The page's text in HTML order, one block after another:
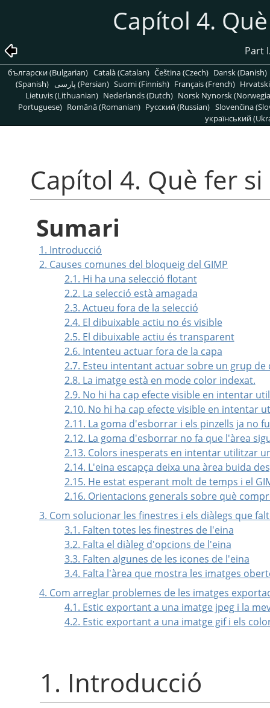
Capítol 4.
Part
български (Bulgarian) Català (Catalan) Čeština (Czech) Dansk (Danish)
(Spanish)
پارسی (Persian) Suomi (Finnish) Français (French)
Lietuvis (Lithuanian) Nederlands (Dutch) Norsk Nynorsk
Portuguese) Română (Romanian) Pусский (Russian) Slovenčina
український
Capítol 4. Què fer
Sumari
1. Introducció
2. Causes comunes del bloqueig del GIMP
2.1. Hi ha una selecció flotant
2.2. La selecció està amagada
2.3. Actueu fora de la selecció
2.4. El dibuixable actiu no és visible
2.5. El dibuixable actiu és transparent
2.6. Intenteu actuar fora de la capa
2.7. Esteu intentant actuar sobre un grup de
2.8. La imatge està en mode color indexat.
2.9. No hi ha cap efecte visible en intentar
2.10. No hi ha cap efecte visible en intentar
2.11. La goma d'esborrar i els pinzells ja no
2.12. La goma d'esborrar no fa que l'àrea
2.13. Colors inesperats en intentar utilitzar
2.14. L'eina escapça deixa una àrea buida
2.15. He estat esperant molt de temps i el
2.16. Orientacions generals sobre què
3. Com solucionar les finestres i els diàlegs que
3.1. Falten totes les finestres de l'eina
3.2. Falta el diàleg d'opcions de l'eina
3.3. Falten algunes de les icones de l'eina
3.4. Falta l'àrea que mostra les imatges
4. Com arreglar problemes de les imatges
4.1. Estic exportant a una imatge jpeg i la
4.2. Estic exportant a una imatge gif i els
1. Introducció